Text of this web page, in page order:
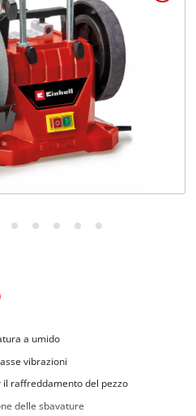
a umido
vibrazioni
il raffreddamento del pezzo
delle sbavature